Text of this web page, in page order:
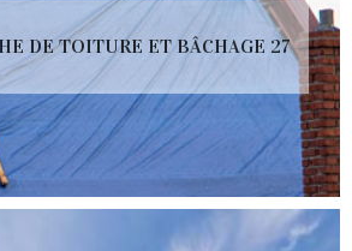
DE TOITURE ET BÂCHAGE 27